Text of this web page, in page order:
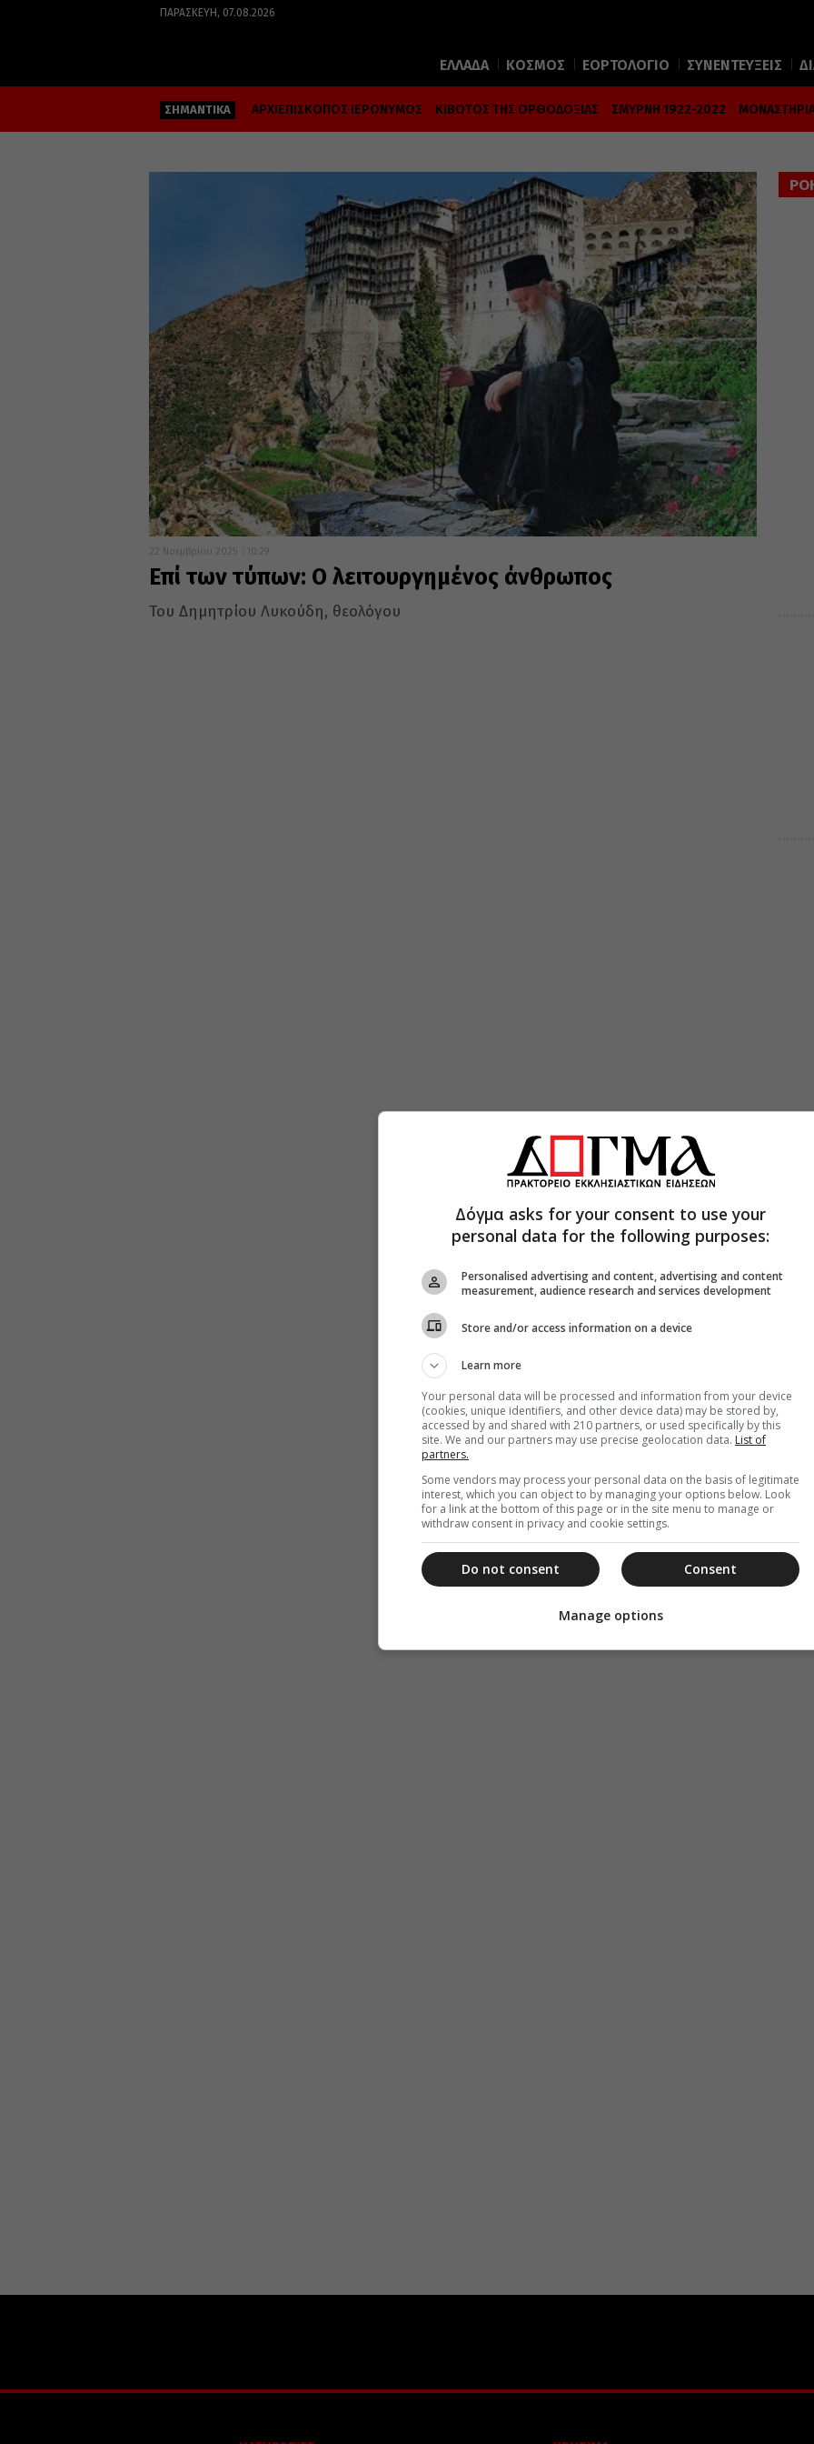
ΠΑΡΑΣΚΕΥΉ, 07.08.2026
ΕΛΛΑΔΑ ΚΟΣΜΟΣ ΕΟΡΤΟΛΟΓΙΟ ΣΥΝΕΝΤΕΥΞΕΙΣ
ΣΗΜΑΝΤΙΚΑ ΑΡΧΙΕΠΙΣΚΟΠΟΣ ΙΕΡΩΝΥΜΟΣ ΚΙΒΩΤΟΣ ΤΗΣ ΟΡΘΟΔΟΞΙΑΣ ΣΜΥΡΝΗ 1922-2022
22 Νοεμβρίου 2025 10:29
Επί των τύπων: Ο λειτουργημένος άνθρωπος
Του Δημητρίου Λυκούδη, θεολόγου
Δόγμα asks for your consent to use your
personal data for the following purposes:
Personalised advertising and content, advertising and content
measurement, audience research and services development
Store and/or access information on a device
Learn more
Your personal data will be processed and information from your device
(cookies, unique identifiers, and other device data) may be stored by,
accessed by and shared with 210 partners, or used specifically by this
site. We and our partners may use precise geolocation data. List of
partners.
Some vendors may process your personal data on the basis of legitimate
interest, which you can object to by managing your options below. Look
for a link at the bottom of this page or in the site menu to manage or
withdraw consent in privacy and cookie settings.
Consent
Do not consent
Manage options